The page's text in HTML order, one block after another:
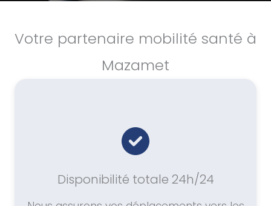
Votre partenaire mobilité santé à
Mazamet
Disponibilité totale 24h/24